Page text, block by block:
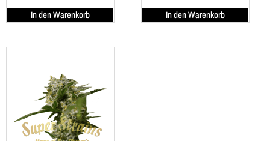
In den Warenkorb In den Warenkorb